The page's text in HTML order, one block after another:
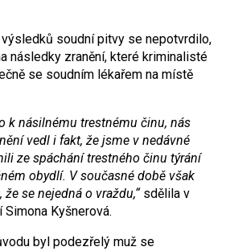
soudní pitvy se nepotvrdilo,
následky zranění, které kriminalisté
se soudním lékařem na místě
k násilnému trestnému činu, nás
vedl i fakt, že jsme v nedávné
ze spáchání trestného činu týrání
obydlí. V současné době však
se nejedná o vraždu,“sdělila v
Kyšnerová.
byl podezřelý muž se